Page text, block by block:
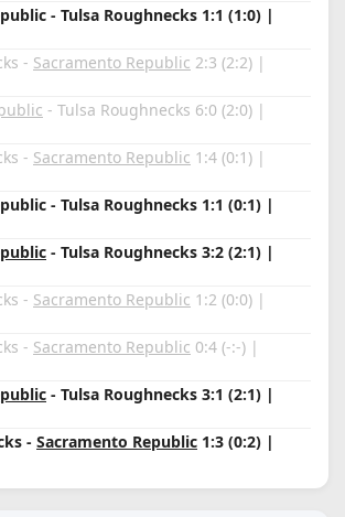
- Tulsa Roughnecks 1:1 (1:0) |
- Sacramento Republic 2:3 (2:2) |
- Tulsa Roughnecks 6:0 (2:0) |
- Sacramento Republic 1:4 (0:1) |
- Tulsa Roughnecks 1:1 (0:1) |
- Tulsa Roughnecks 3:2 (2:1) |
- Sacramento Republic 1:2 (0:0) |
- Sacramento Republic 0:4 (-:-) |
- Tulsa Roughnecks 3:1 (2:1) |
- Sacramento Republic 1:3 (0:2) |